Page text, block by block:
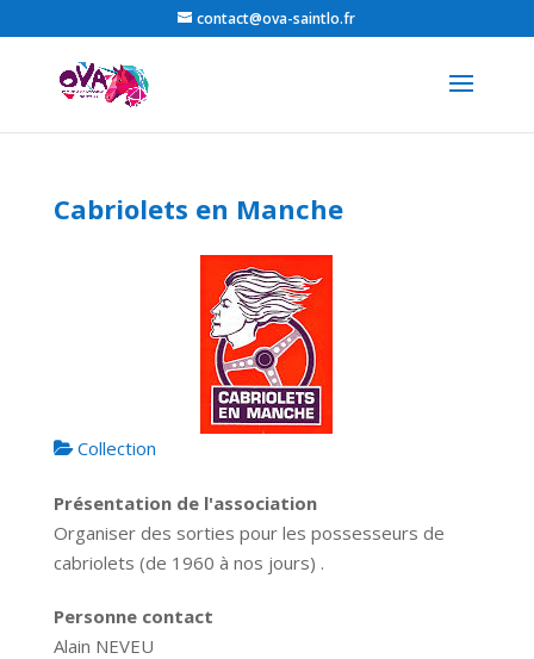
contact@ova-saintlo.fr
Cabriolets en Manche
Collection
Présentation de l'association
Organiser des sorties pour les possesseurs de
cabriolets (de 1960 à nos jours) .
Personne contact
Alain NEVEU